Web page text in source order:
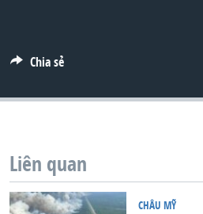
Chia sẻ
Liên quan
CHÂU MỸ